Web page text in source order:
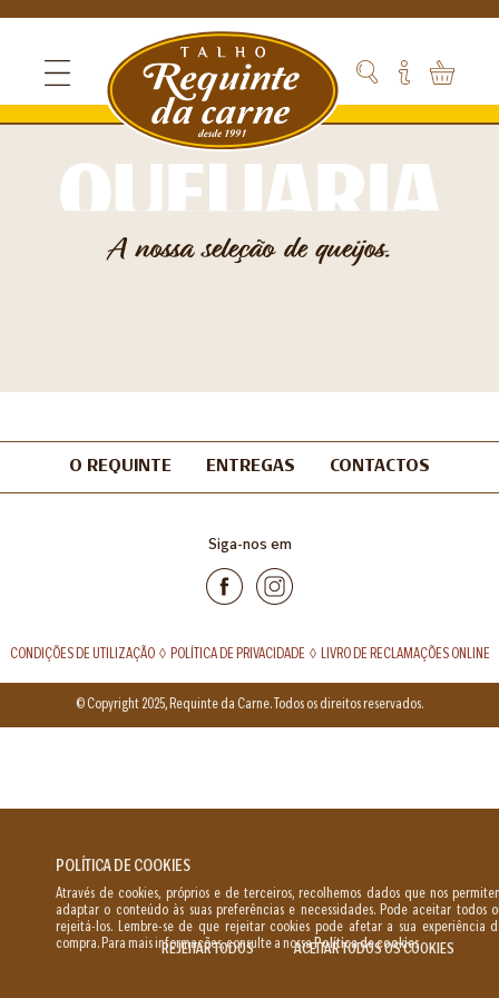
A nossa seleção de queijos.
O REQUINTE ENTREGAS CONTACTOS
Siga-nos em
CONDIÇÕES DE UTILIZAÇÃO ◊ POLÍTICA DE PRIVACIDADE ◊ LIVRO DE RECLAMAÇÕES ONLINE
© Copyright 2025, Requinte da Carne. Todos os direitos reservados.
POLÍTICA DE COOKIES
Através de cookies, próprios e de terceiros, recolhemos dados que nos
adaptar o conteúdo às suas preferências e necessidades. Pode aceitar todos
rejeitá-los. Lembre-se de que rejeitar cookies pode afetar a sua experiência
compra. Para mais informações, consulte a nossaPolítica de cookies.
REJEITAR TODOS ACEITAR TODOS OS COOKIES